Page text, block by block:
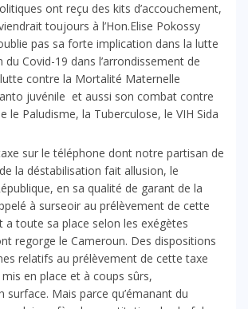
ont reçu des kits d’accouchement,
toujours à l’Hon.Elise Pokossy
pas sa forte implication dans la lutte
du Covid-19 dans l’arrondissement de
contre la Mortalité Maternelle
juvénile et aussi son combat contre
le Paludisme, la Tuberculose, le VIH Sida
sur le téléphone dont notre partisan de
la déstabilisation fait allusion, le
en sa qualité de garant de la
à surseoir au prélèvement de cette
a toute sa place selon les exégètes
regorge le Cameroun. Des dispositions
relatifs au prélèvement de cette taxe
en place et à coups sûrs,
surface. Mais parce qu’émanant du